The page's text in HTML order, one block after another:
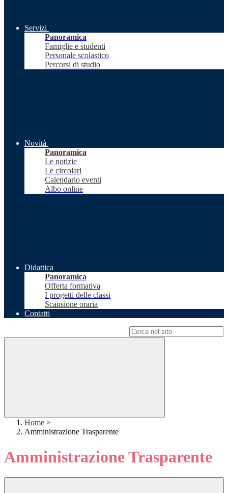
Servizi
Panoramica
Famiglie e studenti
Personale scolastico
Percorsi di studio
Novità
Panoramica
Le notizie
Le circolari
Calendario eventi
Albo online
Didattica
Panoramica
Offerta formativa
I progetti delle classi
Scansione oraria
Contatti
Home >
Amministrazione Trasparente
Amministrazione Trasparente